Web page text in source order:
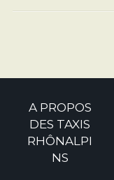
A PROPOS
DES TAXIS
RHÔNALPI
NS